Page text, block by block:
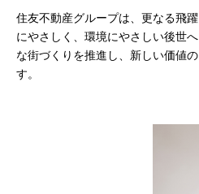
住友不動産グループは、更なる飛
にやさしく、環境にやさしい後世
な街づくりを推進し、新しい価値
す。